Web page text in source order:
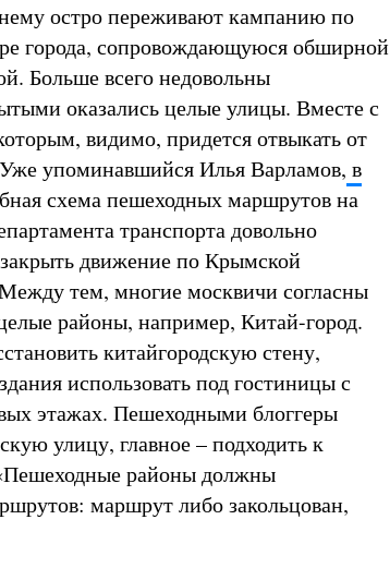
остро переживают кампанию по
города, сопровождающуюся обширной
Больше всего недовольны
оказались целые улицы. Вместе с
видимо, придется отвыкать от
упоминавшийся Илья Варламов, в
схема пешеходных маршрутов на
транспорта довольно
движение по Крымской
тем, многие москвичи согласны
районы, например, Китай-город.
китайгородскую стену,
использовать под гостиницы с
этажах. Пешеходными блоггеры
улицу, главное – подходить к
районы должны
маршрут либо закольцован,